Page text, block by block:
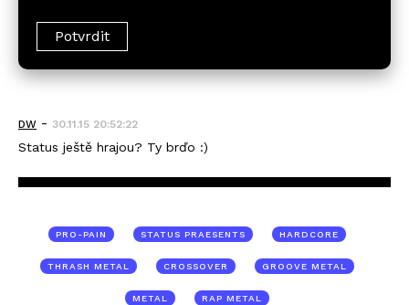
DW - 30.11.15 20:52:22
Status ještě hrajou? Ty brďo :)
PRO-PAIN STATUS PRAESENTS HARDCORE
THRASH METAL CROSSOVER GROOVE METAL
METAL RAP METAL